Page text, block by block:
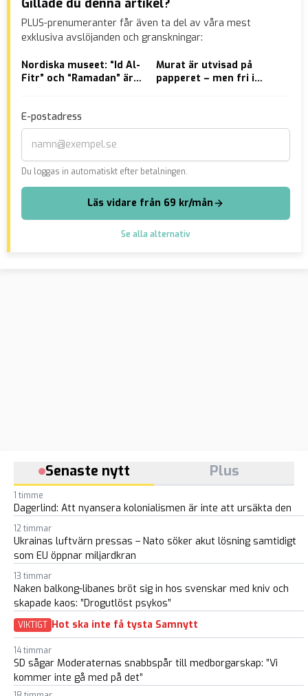
Gillade du denna artikel?
PLUS-prenumeranter får även ta del av våra mest
exklusiva avslöjanden och granskningar:
Nordiska museet: “Id Al-
Fitr” och “Ramadan” är
Murat är utvisad på
papperet – men fri i
E-postadress
Du loggas in automatiskt efter betalningen.
Läs vidare från 69 kr/mån
Se alla alternativ
Senaste nytt Plus
1 timme
Dagerlind: Att nyansera kolonialismen är inte att ursäkta den
12 timmar
Ukrainas luftvärn pressas – Nato söker akut lösning samtidigt
som EU öppnar miljardkran
13 timmar
Naken balkong-libanes bröt sig in hos svenskar med kniv och
skapade kaos: ”Drogutlöst psykos”
VIKTIGT Hot ska inte få tysta Samnytt
14 timmar
SD sågar Moderaternas snabbspår till medborgarskap: ”Vi
kommer inte gå med på det”